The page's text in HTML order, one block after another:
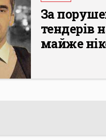
За
тендерів
майже